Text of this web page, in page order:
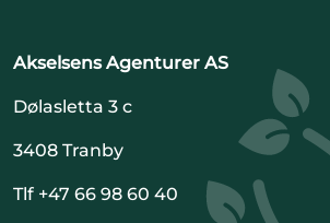
Akselsens Agenturer AS
Dølasletta 3 c
3408 Tranby
Tlf +47 66 98 60 40